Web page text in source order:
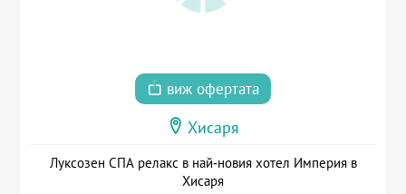
виж офертата
Хисаря
Луксозен СПА релакс в най-новия хотел Империя в
Хисаря